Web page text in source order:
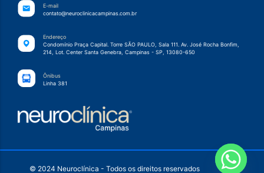
E-mail
contato@neuroclinicacampinas.com.br
Endereço
Condomínio Praça Capital. Torre SÃO PAULO, Sala 111. Av. José Rocha Bonfim,
214, Lot. Center Santa Genebra, Campinas - SP, 13080-650
Ônibus
Linha 381
© 2024 Neuroclínica - Todos os direitos reservados